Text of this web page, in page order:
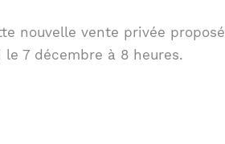
nouvelle vente privée
7 décembre à 8 heures.